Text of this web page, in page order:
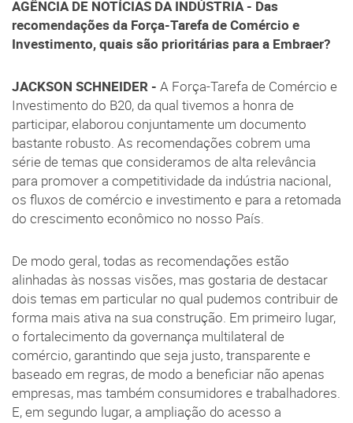
AGÊNCIA DE NOTÍCIAS DA INDÚSTRIA - Das
recomendações da Força-Tarefa de Comércio e
Investimento, quais são prioritárias para a Embraer?
JACKSON SCHNEIDER - A Força-Tarefa de Comércio e
Investimento do B20, da qual tivemos a honra de
participar, elaborou conjuntamente um documento
bastante robusto. As recomendações cobrem uma
série de temas que consideramos de alta relevância
para promover a competitividade da indústria nacional,
os fluxos de comércio e investimento e para a retomada
do crescimento econômico no nosso País.
De modo geral, todas as recomendações estão
alinhadas às nossas visões, mas gostaria de destacar
dois temas em particular no qual pudemos contribuir de
forma mais ativa na sua construção. Em primeiro lugar,
o fortalecimento da governança multilateral de
comércio, garantindo que seja justo, transparente e
baseado em regras, de modo a beneficiar não apenas
empresas, mas também consumidores e trabalhadores.
E, em segundo lugar, a ampliação do acesso a